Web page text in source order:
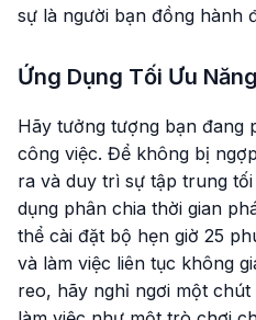
sự là người bạn đồng hành
Ứng Dụng Tối Ưu
Hãy tưởng tượng bạn đang
công việc. Để không bị
ra và duy trì sự tập trung
dụng phân chia thời gian
thể cài đặt bộ hẹn giờ 25
và làm việc liên tục không
reo, hãy nghỉ ngơi một